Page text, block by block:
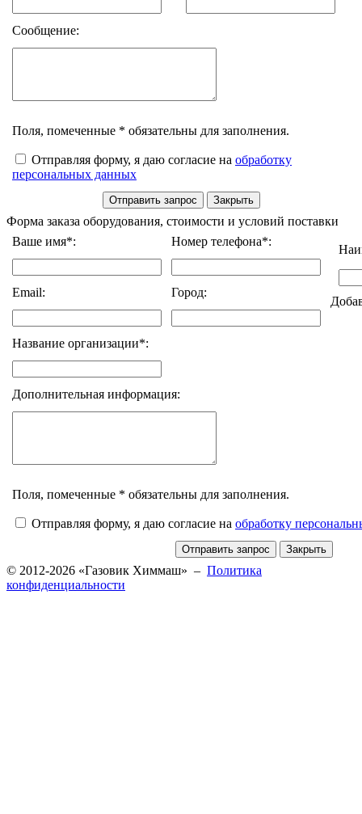
Сообщение:
Поля, помеченные * обязательны для заполнения.
Отправляя форму, я даю согласие на обработку
персональных данных
Форма заказа оборудования, стоимости и условий поставки
Ваше имя*:
Номер телефона*:
Email: Город:
Название организации*:
Дополнительная информация:
Поля, помеченные * обязательны для заполнения.
Отправляя форму, я даю согласие на обработку
© 2012-2026 «Газовик Химмаш» – Политика
конфиденциальности